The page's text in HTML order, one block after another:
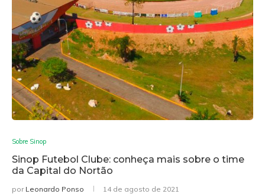
Sobre Sinop
Sinop Futebol Clube: conheça mais sobre o time
da Capital do Nortão
por Leonardo Ponso 14 de agosto de 2021